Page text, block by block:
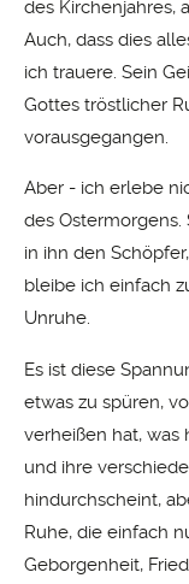
des Kirchenjahres,
Auch, dass dies
ich trauere. Sein
Gottes tröstlicher
vorausgegangen.
Aber - ich erlebe
des Ostermorgens.
in ihn den
bleibe ich einfach
Unruhe.
Es ist diese
etwas zu spüren,
verheißen hat, was
und ihre
hindurchscheint,
Ruhe, die einfach
Geborgenheit,